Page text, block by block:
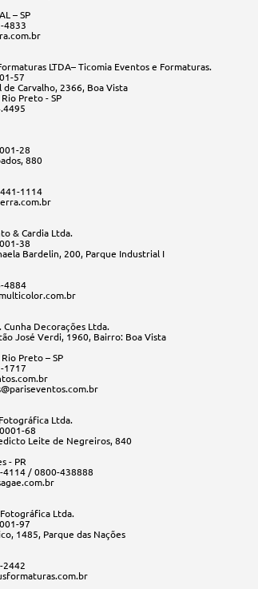
– SP
4833
LTDA– Ticomia Eventos e Formaturas.
57
de Carvalho, 2366, Boa Vista
Preto - SP
28
880
1114
& Cardia Ltda.
38
Bardelin, 200, Parque Industrial I
4884
Cunha Decorações Ltda.
José Verdi, 1960, Bairro: Boa Vista
Preto – SP
1717
Ltda.
68
Leite de Negreiros, 840
- PR
4114 / 0800-438888
Ltda.
97
1485, Parque das Nações
2442